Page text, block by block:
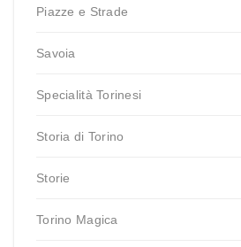
Piazze e Strade
Savoia
Specialità Torinesi
Storia di Torino
Storie
Torino Magica